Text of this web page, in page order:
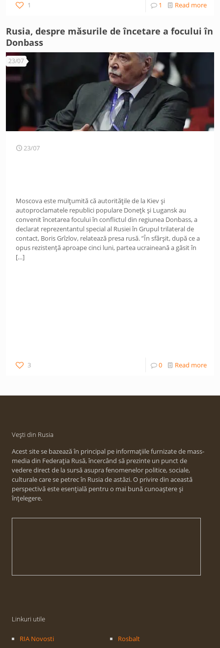
1 1 Read more
Rusia, despre măsurile de încetare a focului în
Donbass
23/07
23/07
Moscova este mulțumită că autoritățile de la Kiev și
autoproclamatele republici populare Donețk și Lugansk au
convenit încetarea focului în conflictul din regiunea Donbass, a
declarat reprezentantul special al Rusiei în Grupul trilateral de
contact, Boris Grîzlov, relatează presa rusă. ”În sfârșit, după ce a
opus rezistență aproape cinci luni, partea ucraineană a găsit în
[…]
3 0 Read more
Vești din Rusia
Acest site se bazează în principal pe informațiile furnizate de mass-
media din Federația Rusă, încercând să prezinte un punct de
vedere direct de la sursă asupra fenomenelor politice, sociale,
culturale care se petrec în Rusia de astăzi. O privire din această
perspectivă este esențială pentru o mai bună cunoaștere și
înțelegere.
Linkuri utile
RIA Novosti Rosbalt